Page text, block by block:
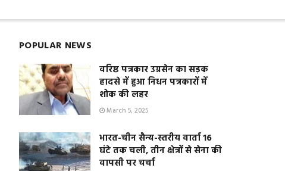
POPULAR NEWS
वरिष्ठ पत्रकार उग्रसेन का सड़क
हादसे में हुआ निधन पत्रकारों में
शोक की लहर
March 5, 2025
भारत-चीन सैन्य-स्तरीय वार्ता 16
घंटे तक चली, तीन क्षेत्रों से सेना की
वापसी पर चर्चा